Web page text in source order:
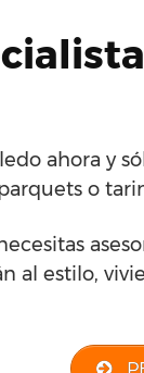
ahora y
o
al estilo,